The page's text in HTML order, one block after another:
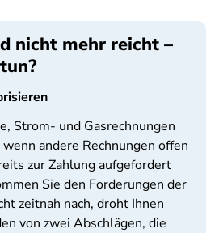
nicht mehr reicht –
Strom- und Gasrechnungen
andere Rechnungen offen
zur Zahlung aufgefordert
Sie den Forderungen der
zeitnah nach, droht Ihnen
von zwei Abschlägen, die